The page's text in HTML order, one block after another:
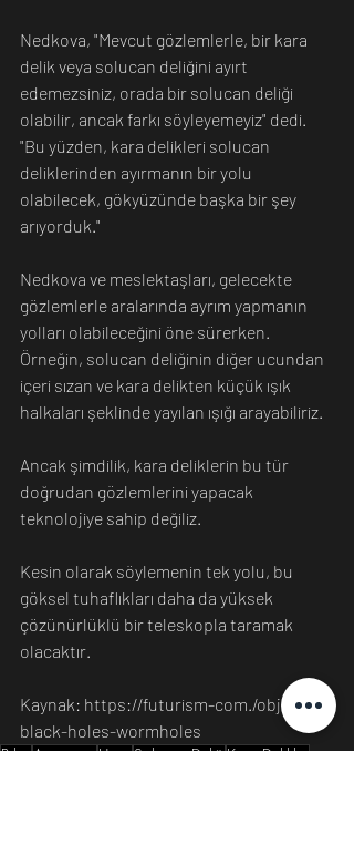
Nedkova, "Mevcut gözlemlerle, bir kara
delik veya solucan deliğini ayırt
edemezsiniz, orada bir solucan deliği
olabilir, ancak farkı söyleyemeyiz" dedi.
"Bu yüzden, kara delikleri solucan
deliklerinden ayırmanın bir yolu
olabilecek, gökyüzünde başka bir şey
arıyorduk."
Nedkova ve meslektaşları, gelecekte
gözlemlerle aralarında ayrım yapmanın
yolları olabileceğini öne sürerken.
Örneğin, solucan deliğinin diğer ucundan
içeri sızan ve kara delikten küçük ışık
halkaları şeklinde yayılan ışığı arayabiliriz.
Ancak şimdilik, kara deliklerin bu tür
doğrudan gözlemlerini yapacak
teknolojiye sahip değiliz.
Kesin olarak söylemenin tek yolu, bu
göksel tuhaflıkları daha da yüksek
çözünürlüklü bir teleskopla taramak
olacaktır.
Kaynak: https://futurism-com./objects-
black-holes-wormholes
BilimAstronomiUzaySolucan DeliğiKara Delikler